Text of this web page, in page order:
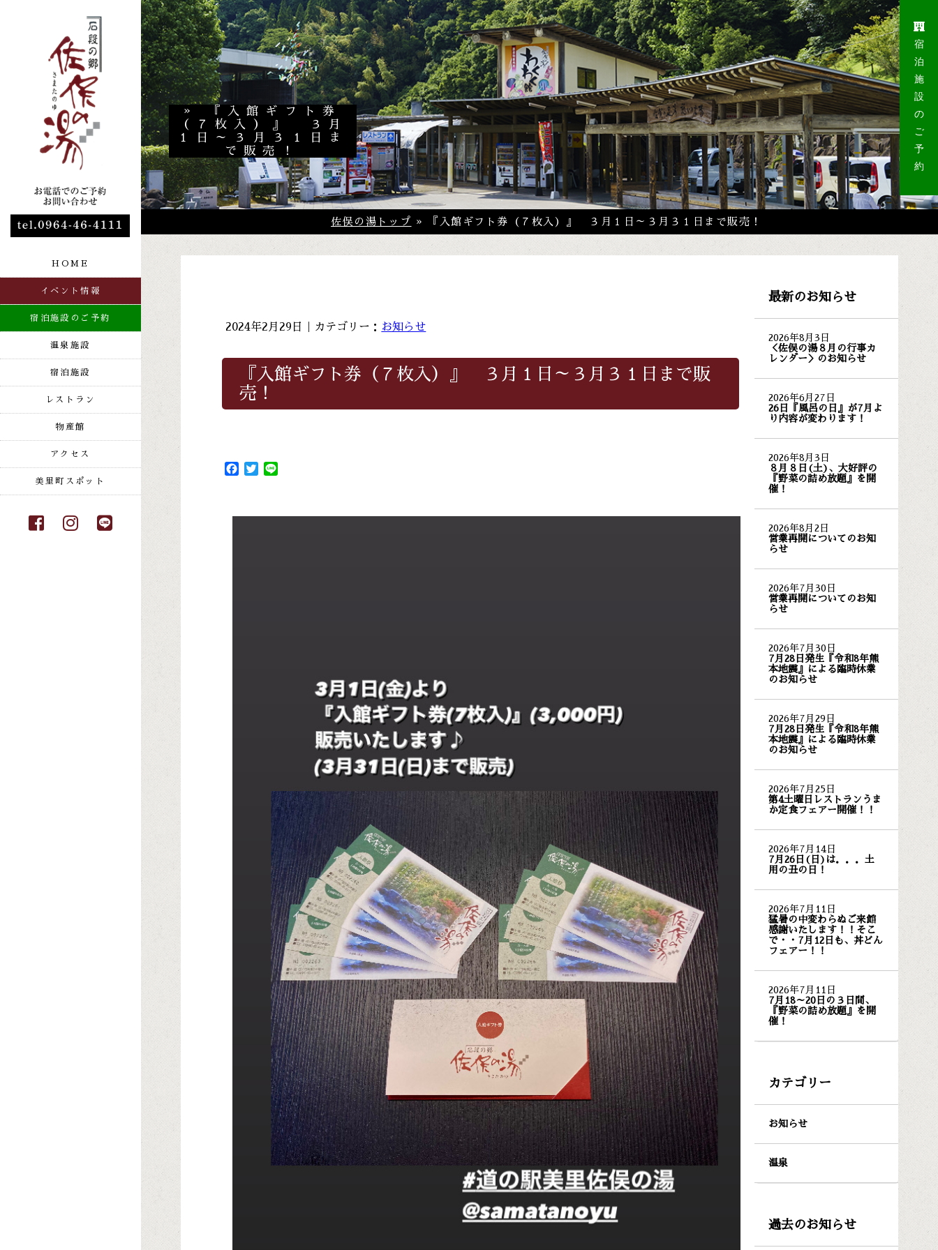
HOME
イベント情報
宿泊施設のご予約
温泉施設
宿泊施設
レストラン
物産館
アクセス
美里町スポット
» 『入館ギフト券
（７枚入）』 ３月
１日～３月３１日ま
で販売！
佐俣の湯トップ » 『入館ギフト券（７枚入）』 ３月１日～３月３１日まで販売！
2024年2月29日｜カテゴリー： お知らせ
『入館ギフト券（７枚入）』 ３月１日～３月３１日まで販
売！
Facebook
Twitter
最新のお知らせ
2026年8月3日
＜佐俣の湯８月の行事カ
レンダー＞のお知らせ
2026年6月27日
26日『風呂の日』が7月よ
り内容が変わります！
2026年8月3日
８月８日(土)、大好評の
『野菜の詰め放題』を開
催！
2026年8月2日
営業再開についてのお知
らせ
2026年7月30日
営業再開についてのお知
らせ
2026年7月30日
7月28日発生『令和8年熊
本地震』による臨時休業
のお知らせ
2026年7月29日
7月28日発生『令和8年熊
本地震』による臨時休業
のお知らせ
2026年7月25日
第4土曜日レストランうま
か定食フェアー開催！！
2026年7月14日
7月26日(日)は．．．土
用の丑の日！
2026年7月11日
猛暑の中変わらぬご来館
感謝いたします！！そこ
で・・7月12日も、丼どん
フェアー！！
2026年7月11日
7月18～20日の３日間、
『野菜の詰め放題』を開
催！
カテゴリー
お知らせ
温泉
過去のお知らせ
宿
泊
施
設
の
ご
予
約